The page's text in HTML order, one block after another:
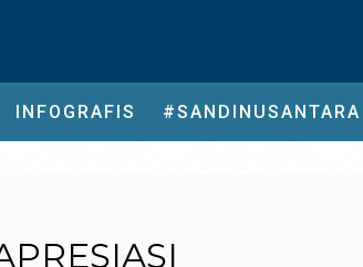
INFOGRAFIS #SANDINUSANTARA